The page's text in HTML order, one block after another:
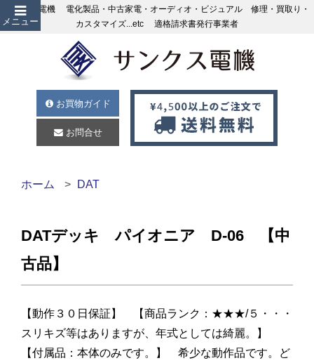
メニュー
サンクス電機 電化製品・中古家電・オーディオ・ビジュアル 修理・買取り・
カスタマイズ...etc 適格請求書発行事業者
お買物ガイド
お問合せ
ホーム DAT
DATデッキ パイオニア D-06 【中
古品】
【動作３０日保証】 【商品ランク：★★★/５・・・
スリキズ等はありますが、年式としては綺麗。】
【付属品：本体のみです。】 希少な動作品です。ど